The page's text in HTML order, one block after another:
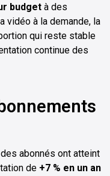
budget à des
vidéo à la demande, la
qui reste stable
continue des
abonnés ont atteint
de +7 % en un an